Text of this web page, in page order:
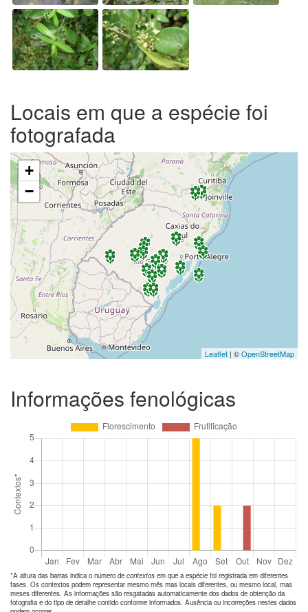
Locais em que a espécie foi
fotografada
+
−
Leaflet | ©OpenStreetMap
Informações fenológicas
*A altura das barras indica o número de contextos em que a espécie foi registrada em diferentes
fases. Os contextos podem representar mesmo mês mas locais diferentes, ou mesmo local, mas
meses diferentes. As informações são resgatadas automaticamente dos dados de obtenção da
fotografia e do tipo de detalhe contido conforme informados. Ausência ou incorreções nestes dados